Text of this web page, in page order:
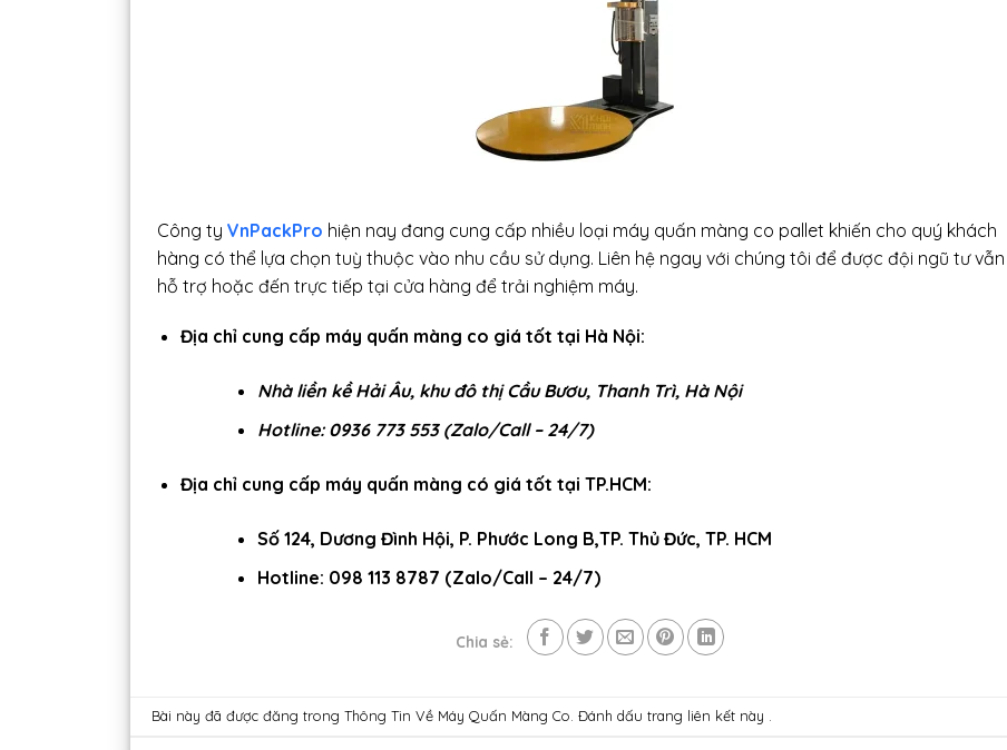
Công ty VnPackPro hiện nay đang cung cấp nhiều loại máy quấn màng co pallet khiến cho quý khách
hàng có thể lựa chọn tuỳ thuộc vào nhu cầu sử dụng. Liên hệ ngay với chúng tôi để được đội ngũ tư vẫn
hỗ trợ hoặc đến trực tiếp tại cửa hàng để trải nghiệm máy.
Địa chỉ cung cấp máy quấn màng co giá tốt tại Hà Nội:
Nhà liền kề Hải Âu, khu đô thị Cầu Bươu, Thanh Trì, Hà Nội
Hotline: 0936 773 553 (Zalo/Call – 24/7)
Địa chỉ cung cấp máy quấn màng có giá tốt tại TP.HCM:
Số 124, Dương Đình Hội, P. Phước Long B,TP. Thủ Đức, TP. HCM
Hotline: 098 113 8787 (Zalo/Call – 24/7)
Chia sẻ:
Bài này đã được đăng trongThông Tin Về Máy Quấn Màng Co . Đánh dấu trang liên kết này .